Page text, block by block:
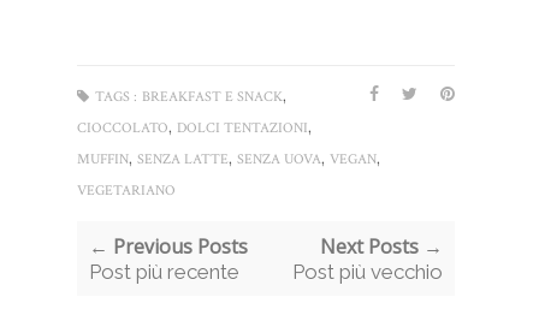
TAGS : BREAKFAST E SNACK,
CIOCCOLATO, DOLCI TENTAZIONI,
MUFFIN, SENZA LATTE, SENZA UOVA, VEGAN,
VEGETARIANO
← Previous Posts
Post più recente
Next Posts →
Post più vecchio